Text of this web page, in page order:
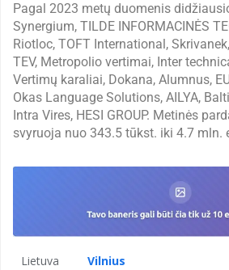
Pagal 2023 metų duomenis
Synergium, TILDE INFORMACINĖS
Riotloc, TOFT International,
TEV, Metropolio vertimai, Inter
Vertimų karaliai, Dokana, Alumnus,
Okas Language Solutions, AILYA,
Intra Vires, HESI GROUP. Metinės
svyruoja nuo 343.5 tūkst. iki 4.7 mln.
Lietuva Vilnius